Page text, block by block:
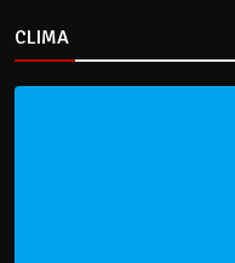
CLIMA